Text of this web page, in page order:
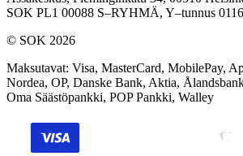
SOK PL1 00088 S–RYHMÄ, Y–tunnus
© SOK 2026
Maksutavat: Visa, MasterCard, MobilePay,
Nordea, OP, Danske Bank, Aktia,
Oma Säästöpankki, POP Pankki, Walley